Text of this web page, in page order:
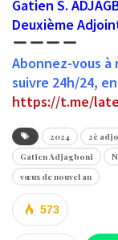
Gatien S.
Deuxième
Abonnez-vous à
suivre 24h/24,
https://t.me/
2024 2è
Gatien Adjagboni
vœux de nouvel an
573